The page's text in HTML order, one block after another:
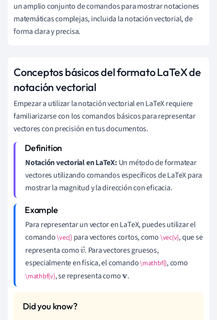
un amplio conjunto de comandos para mostrar notaciones
matemáticas complejas, incluida la notación vectorial, de
forma clara y precisa.
Conceptos básicos del formato LaTeX de
notación vectorial
Empezar a utilizar la notación vectorial en LaTeX requiere
familiarizarse con los comandos básicos para representar
vectores con precisión en tus documentos.
Notación vectorial en LaTeX: Un método de formatear
vectores utilizando comandos específicos de LaTeX para
mostrar la magnitud y la dirección con eficacia.
Para representar un vector en LaTeX, puedes utilizar el
comando\vec{}para vectores cortos, como \vec{v}, que se
representa comov
→
. Para vectores gruesos,
especialmente en física, el comando\mathbf{}, como
\mathbf{v}, se representa comov.